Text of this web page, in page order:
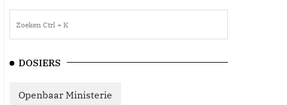
DOSIERS
Openbaar Ministerie